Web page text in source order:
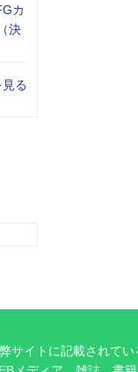
カ
決
る
サイトに記載されて